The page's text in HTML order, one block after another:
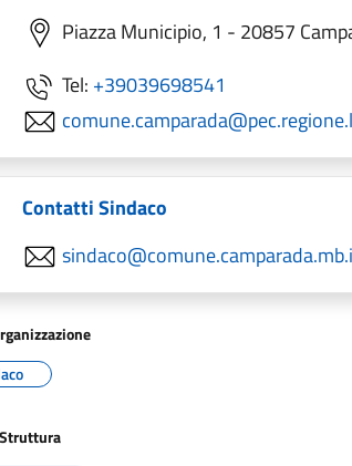
Piazza Municipio, 1 - 20857
Tel: +39039698541
Contatti Sindaco